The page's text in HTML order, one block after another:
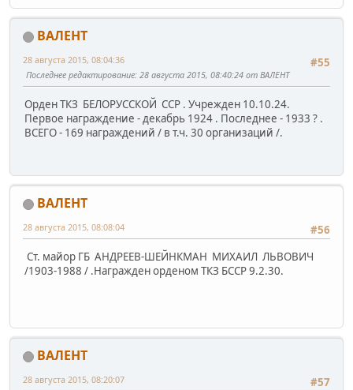
ВАЛЕНТ
#55
28 августа 2015, 08:04:36
Последнее редактирование: 28 августа 2015, 08:40:24 от ВАЛЕНТ
Орден ТКЗ БЕЛОРУССКОЙ ССР . Учрежден 10.10.24.
Первое награждение - декабрь 1924 . Последнее - 1933 ? .
ВСЕГО - 169 награждений / в т.ч. 30 организаций /.
ВАЛЕНТ
#56
28 августа 2015, 08:08:04
Ст. майор ГБ АНДРЕЕВ-ШЕЙНКМАН МИХАИЛ ЛЬВОВИЧ
/1903-1988 / .Награжден орденом ТКЗ БССР 9.2.30.
ВАЛЕНТ
#57
28 августа 2015, 08:20:07